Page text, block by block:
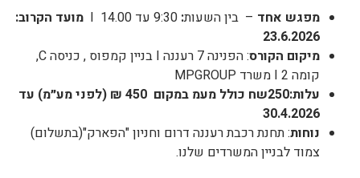
מפגש אחד – בין השעות:
מועד הקרוב:
23.6.2026
מיקום הקורס
: הפנינה 7 רעננה I בניין קמפוס , כניסה C,
קומה 2 I משרד MPGROUP
עלות:250שח כולל מעמ במקום 450 ₪ (לפני מע״מ) עד
30.4.2026
נוחות: תחנת רכבת רעננה דרום וחניון "הפארק"(בתשלום)
צמוד לבניין המשרדים שלנו.